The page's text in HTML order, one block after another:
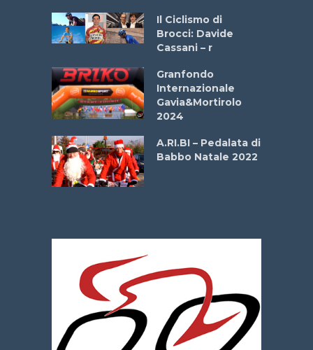
Il Ciclismo di
Brocci: Davide
Cassani – r
Granfondo
Internazionale
Gavia&Mortirolo
2024
A.RI.BI – Pedalata di
Babbo Natale 2022